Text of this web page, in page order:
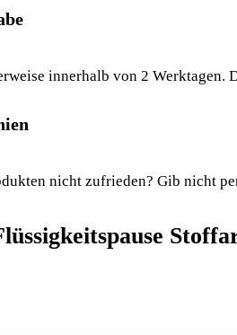
innerhalb von 2 Werktagen.
nicht zufrieden? Gib nicht